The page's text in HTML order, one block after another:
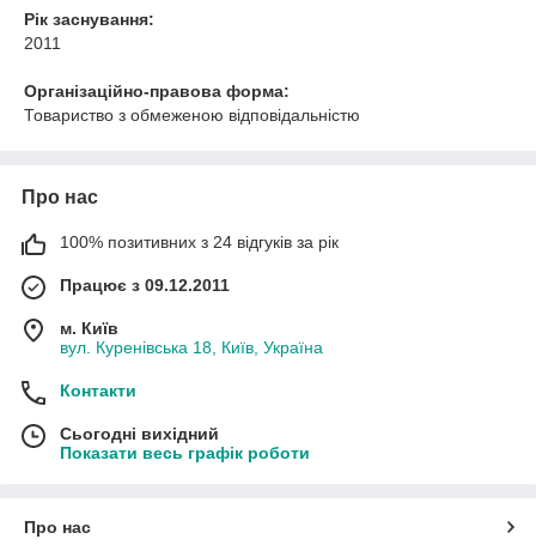
Рік заснування:
2011
Організаційно-правова форма:
Товариство з обмеженою відповідальністю
Про нас
100% позитивних з 24 відгуків за рік
Працює з 09.12.2011
м. Київ
вул. Куренівська 18, Київ, Україна
Контакти
Сьогодні вихідний
Показати весь графік роботи
Про нас